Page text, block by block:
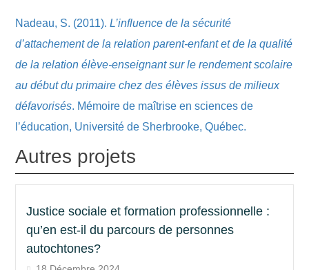
Nadeau, S. (2011). L’influence de la sécurité
d’attachement de la relation parent-enfant et de la qualité
de la relation élève-enseignant sur le rendement scolaire
au début du primaire chez des élèves issus de milieux
défavorisés. Mémoire de maîtrise en sciences de
l’éducation, Université de Sherbrooke, Québec.
Autres projets
Justice sociale et formation professionnelle :
qu’en est-il du parcours de personnes
autochtones?